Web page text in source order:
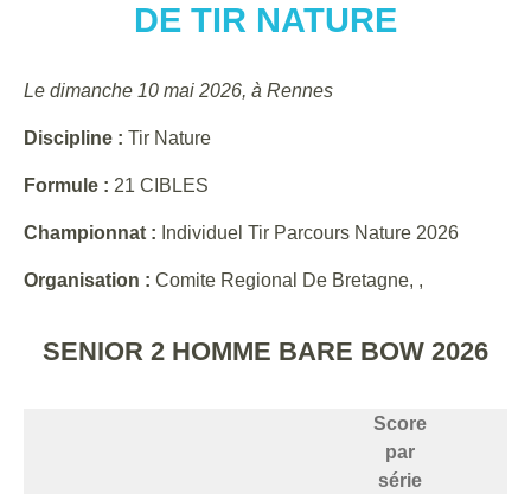
DE TIR NATURE
Le dimanche 10 mai 2026, à Rennes
Discipline : Tir Nature
Formule : 21 CIBLES
Championnat : Individuel Tir Parcours Nature 2026
Organisation : Comite Regional De Bretagne, ,
SENIOR 2 HOMME BARE BOW 2026
Score
par
série